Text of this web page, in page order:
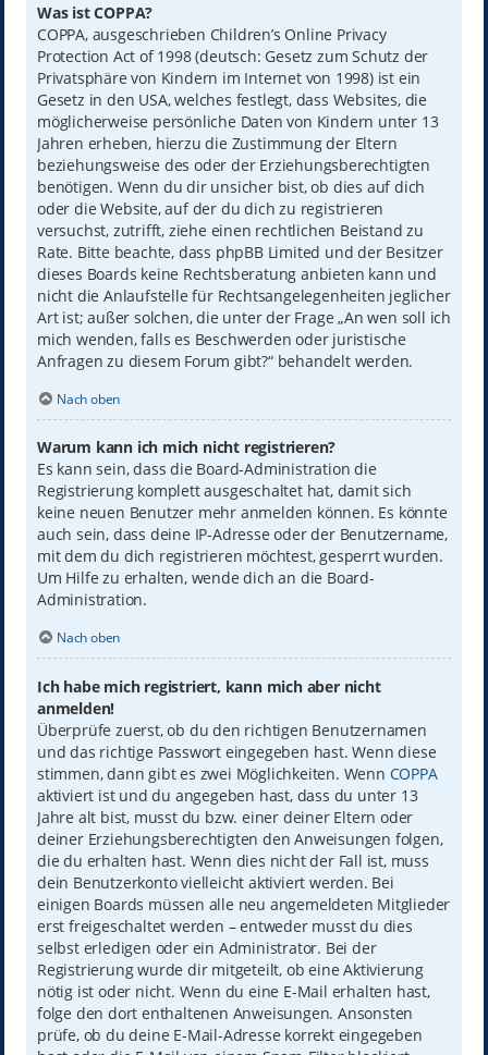
Was ist COPPA?
COPPA, ausgeschrieben Children’s Online Privacy
Protection Act of 1998 (deutsch: Gesetz zum Schutz der
Privatsphäre von Kindern im Internet von 1998) ist ein
Gesetz in den USA, welches festlegt, dass Websites, die
möglicherweise persönliche Daten von Kindern unter 13
Jahren erheben, hierzu die Zustimmung der Eltern
beziehungsweise des oder der Erziehungsberechtigten
benötigen. Wenn du dir unsicher bist, ob dies auf dich
oder die Website, auf der du dich zu registrieren
versuchst, zutrifft, ziehe einen rechtlichen Beistand zu
Rate. Bitte beachte, dass phpBB Limited und der Besitzer
dieses Boards keine Rechtsberatung anbieten kann und
nicht die Anlaufstelle für Rechtsangelegenheiten jeglicher
Art ist; außer solchen, die unter der Frage „An wen soll ich
mich wenden, falls es Beschwerden oder juristische
Anfragen zu diesem Forum gibt?“ behandelt werden.
Nach oben
Warum kann ich mich nicht registrieren?
Es kann sein, dass die Board-Administration die
Registrierung komplett ausgeschaltet hat, damit sich
keine neuen Benutzer mehr anmelden können. Es könnte
auch sein, dass deine IP-Adresse oder der Benutzername,
mit dem du dich registrieren möchtest, gesperrt wurden.
Um Hilfe zu erhalten, wende dich an die Board-
Administration.
Nach oben
Ich habe mich registriert, kann mich aber nicht
anmelden!
Überprüfe zuerst, ob du den richtigen Benutzernamen
und das richtige Passwort eingegeben hast. Wenn diese
stimmen, dann gibt es zwei Möglichkeiten. Wenn COPPA
aktiviert ist und du angegeben hast, dass du unter 13
Jahre alt bist, musst du bzw. einer deiner Eltern oder
deiner Erziehungsberechtigten den Anweisungen folgen,
die du erhalten hast. Wenn dies nicht der Fall ist, muss
dein Benutzerkonto vielleicht aktiviert werden. Bei
einigen Boards müssen alle neu angemeldeten Mitglieder
erst freigeschaltet werden – entweder musst du dies
selbst erledigen oder ein Administrator. Bei der
Registrierung wurde dir mitgeteilt, ob eine Aktivierung
nötig ist oder nicht. Wenn du eine E-Mail erhalten hast,
folge den dort enthaltenen Anweisungen. Ansonsten
prüfe, ob du deine E-Mail-Adresse korrekt eingegeben